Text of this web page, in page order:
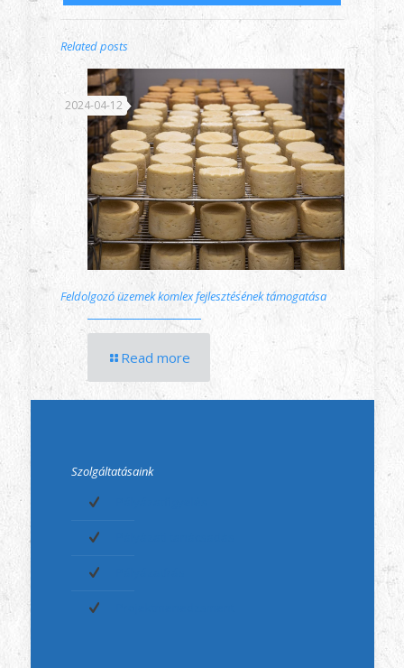
Related posts
2024-04-12
Feldolgozó üzemek komlex fejlesztésének támogatása
Read more
Szolgáltatásaink